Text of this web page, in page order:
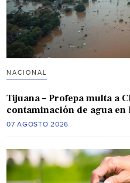
NACIONAL
Tijuana – Profepa multa a
contaminación de agua en
07 AGOSTO 2026